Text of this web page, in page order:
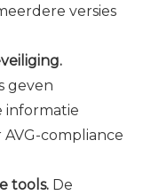
versies
geven
informatie
compliance
tools. De